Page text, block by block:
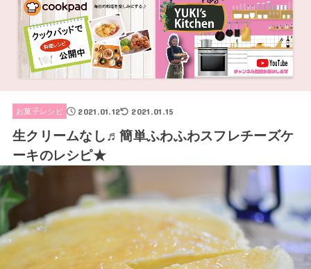
お菓子レシピ 2021.01.12 2021.01.15
生クリームなし♬簡単ふわふわスフレチーズケ
ーキのレシピ★